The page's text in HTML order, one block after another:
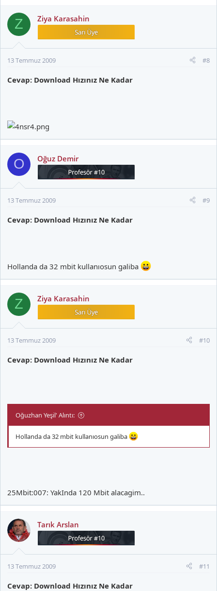
Z Ziya Karasahin
13 Temmuz 2009 #8
Cevap: Download Hızınız Ne Kadar
O Oğuz Demir
13 Temmuz 2009 #9
Cevap: Download Hızınız Ne Kadar
Hollanda da 32 mbit kullanıosun galiba
Z Ziya Karasahin
13 Temmuz 2009 #10
Cevap: Download Hızınız Ne Kadar
Oğuzhan Yeşil' Alıntı:
Hollanda da 32 mbit kullanıosun galiba
25Mbit:007: YakInda 120 Mbit alacagim..
Tarık Arslan
13 Temmuz 2009 #11
Cevap: Download Hızınız Ne Kadar